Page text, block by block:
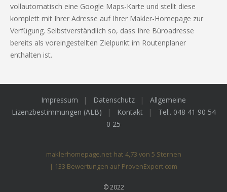
vollautomatisch eine Google Maps-Karte und stellt diese
komplett mit Ihrer Adresse auf Ihrer Makler-Homepage zur
Verfügung. Selbstverständlich so, dass Ihre Büroadresse
bereits als voreingestellten Zielpunkt im Routenplaner
enthalten ist.
Impressum Datenschutz
Allgemeine
Lizenzbestimmungen (ALB)
Kontakt
Tel:. 048 41 90 54
0 25
maklerhomepage.net hat 4,73 von 5 Sternen
| 133 Bewertungen auf ProvenExpert.com
© 2022